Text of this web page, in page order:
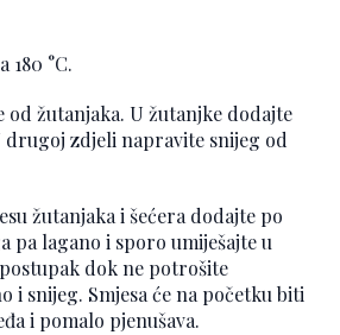
180 °C.
od žutanjaka. U žutanjke dodajte
drugoj zdjeli napravite snijeg od
žutanjaka i šećera dodajte po
pa lagano i sporo umiješajte u
dok ne potrošite
i snijeg. Smjesa će na početku biti
i pomalo pjenušava.